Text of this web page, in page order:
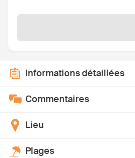
Informations détaillées
Commentaires
Lieu
Plages